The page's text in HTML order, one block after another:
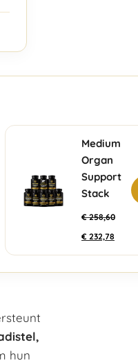
Medium
Organ
Support
Stack
€258,60
€ 232,78
hun